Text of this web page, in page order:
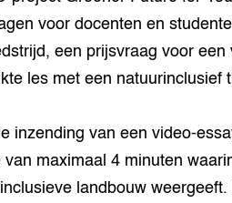
voor docenten en
een prijsvraag voor
les met een natuurinclusief
inzending van een video-
van maximaal 4 minuten
landbouw